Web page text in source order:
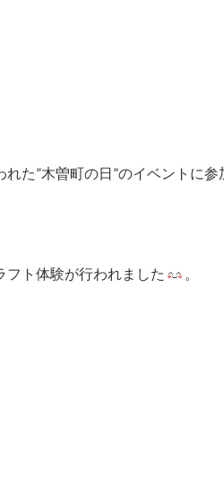
た”木曽町の日”のイベントに参
フト体験が行われました 。